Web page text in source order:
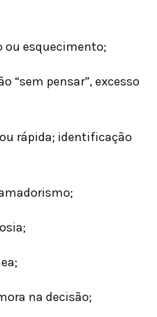
ou esquecimento;
“sem pensar”, excesso
rápida; identificação
na decisão;